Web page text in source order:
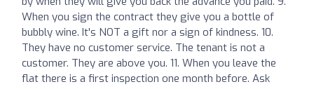
When you sign the contract they give you a bottle of
bubbly wine. It's NOT a gift nor a sign of kindness. 10.
They have no customer service. The tenant is not a
customer. They are above you. 11. When you leave the
flat there is a first inspection one month before. Ask